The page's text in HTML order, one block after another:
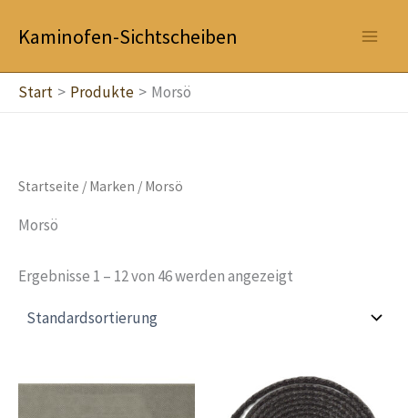
InhaltKaminofen-Sichtscheiben
Start Produkte Morsö
Startseite / Marken / Morsö
Morsö
Ergebnisse 1 – 12 von 46 werden angezeigt